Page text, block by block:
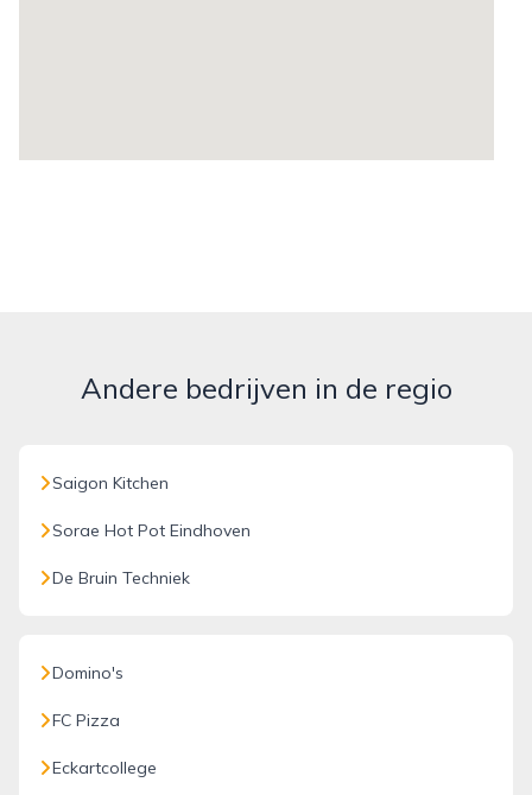
Andere bedrijven in de regio
Saigon Kitchen
Sorae Hot Pot Eindhoven
De Bruin Techniek
Domino's
FC Pizza
Eckartcollege